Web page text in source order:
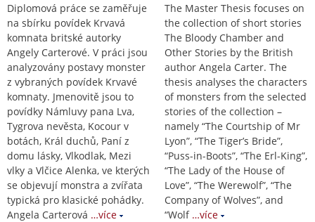
Diplomová práce se zaměřuje
na sbírku povídek Krvavá
komnata britské autorky
Angely Carterové. V práci jsou
analyzovány postavy monster
z vybraných povídek Krvavé
komnaty. Jmenovitě jsou to
povídky Námluvy pana Lva,
Tygrova nevěsta, Kocour v
botách, Král duchů, Paní z
domu lásky, Vlkodlak, Mezi
vlky a Vlčice Alenka, ve kterých
se objevují monstra a zvířata
typická pro klasické pohádky.
Angela Carterová …více
The Master Thesis focuses on
the collection of short stories
The Bloody Chamber and
Other Stories by the British
author Angela Carter. The
thesis analyses the characters
of monsters from the selected
stories of the collection –
namely “The Courtship of Mr
Lyon”, “The Tiger’s Bride”,
“Puss-in-Boots”, “The Erl-King”,
“The Lady of the House of
Love”, “The Werewolf”, “The
Company of Wolves”, and
“Wolf …více